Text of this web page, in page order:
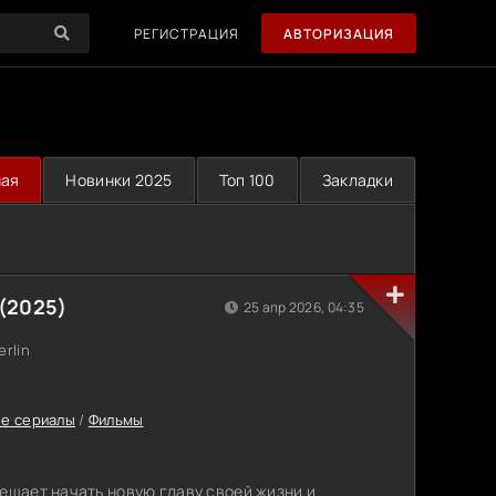
РЕГИСТРАЦИЯ АВТОРИЗАЦИЯ
Новинки 2025 Топ 100 Закладки
сериалы / Фильмы
начать новую главу своей жизни и
25 апр 2026, 04:35